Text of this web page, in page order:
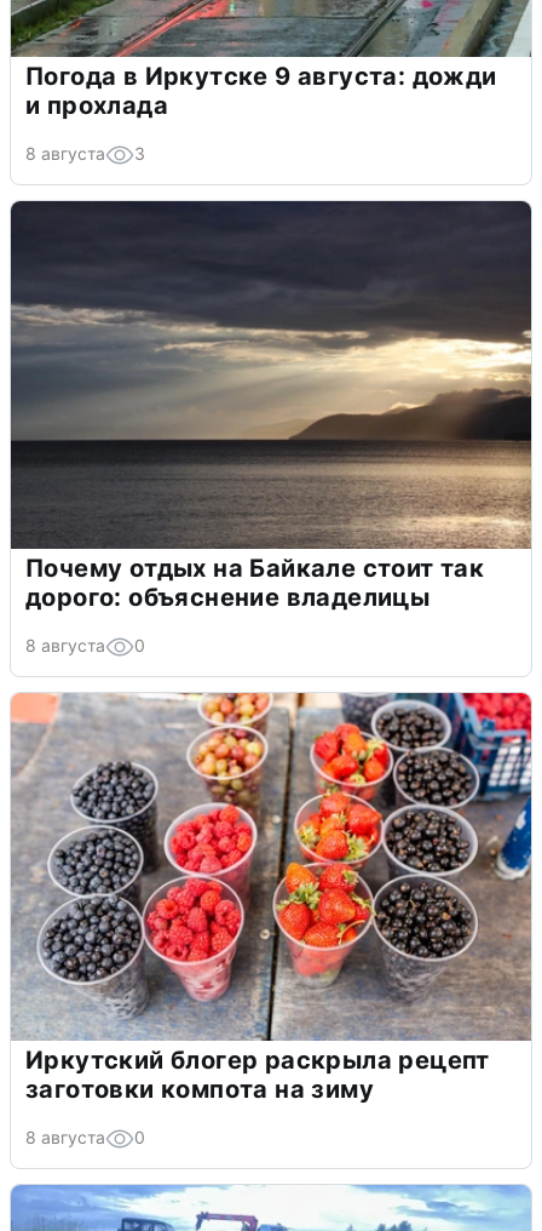
Погода в Иркутске 9 августа: дожди
и прохлада
8 августа 3
Почему отдых на Байкале стоит так
дорого: объяснение владелицы
8 августа 0
Иркутский блогер раскрыла рецепт
заготовки компота на зиму
8 августа 0